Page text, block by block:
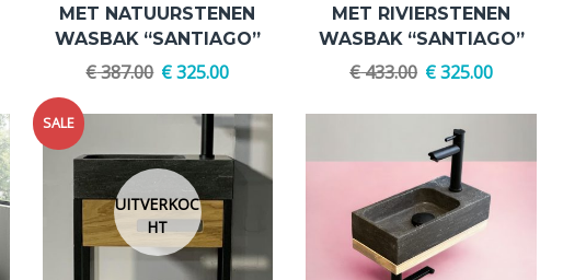
MET NATUURSTENEN
WASBAK “SANTIAGO”
€387.00 €325.00
MET RIVIERSTENEN
WASBAK “SANTIAGO”
€433.00 €325.00
SALE
UITVERKOC
HT